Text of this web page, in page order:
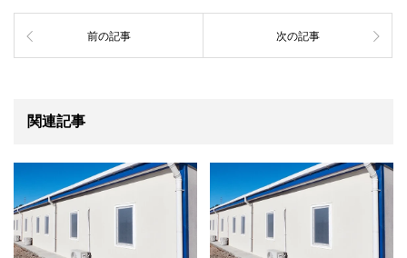
前の記事 次の記事
関連記事